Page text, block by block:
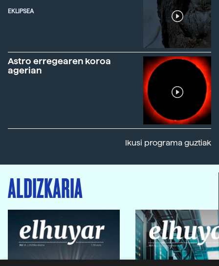
EKLIPSEA
Astro erregearen koroa
agerian
Ikusi programa guztiak
ALDIZKARIA